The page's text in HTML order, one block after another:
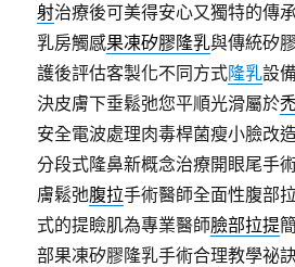
射治療後可美得安心又獨特的傳
乳房觸感果凍矽膠隆乳與傳統矽
護後評估客製化不同方式隆乳設
決皮膚下垂鬆弛您平順光滑屬於
安全電波處理肉毒桿菌瘦小臉改
分段式隆鼻新概念治療開眼尾手
膚鬆弛腹拉手術醫師全面性腹部
式的提瞼肌為專業醫師臉部拉提
部果凍矽膠隆乳手術合理教學祕